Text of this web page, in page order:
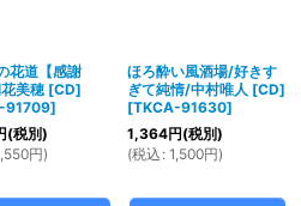
花道【感謝
美穂 [CD]
91709]
(税別)
円)
ほろ酔い風酒場/好きす
ぎて純情/中村唯人 [CD]
[TKCA-91630]
1,364円(税別)
(税込 : 1,500円)